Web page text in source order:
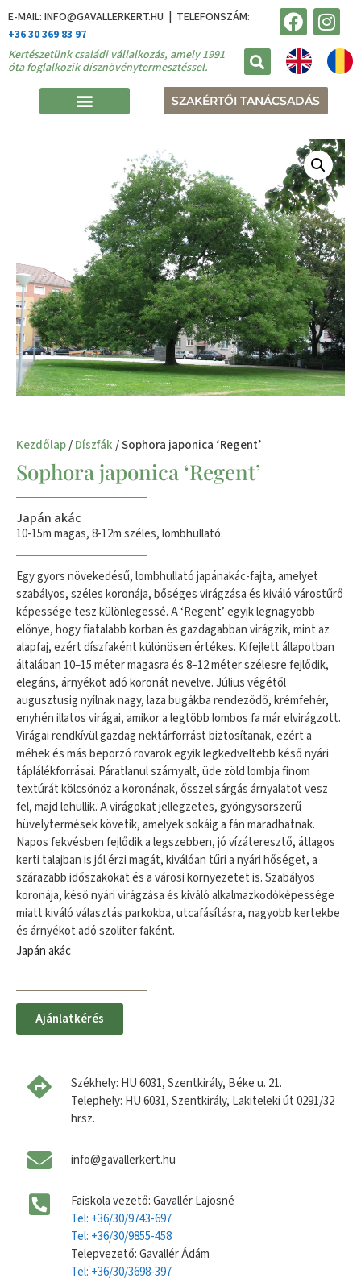
E-MAIL: INFO@GAVALLERKERT.HU | TELEFONSZÁM:
+36 30 369 83 97
Kertészetünk családi vállalkozás, amely 1991
óta foglalkozik dísznövénytermesztéssel.
SZAKÉRTŐI TANÁCSADÁS
Kezdőlap/Díszfák/ Sophora japonica ‘Regent’
Sophora japonica ‘Regent’
Japán akác
10-15m magas, 8-12m széles, lombhullató.
Egy gyors növekedésű, lombhullató japánakác-fajta, amelyet
szabályos, széles koronája, bőséges virágzása és kiváló várostűrő
képessége tesz különlegessé. A ‘Regent’ egyik legnagyobb
előnye, hogy fiatalabb korban és gazdagabban virágzik, mint az
alapfaj, ezért díszfaként különösen értékes. Kifejlett állapotban
általában 10–15 méter magasra és 8–12 méter szélesre fejlődik,
elegáns, árnyékot adó koronát nevelve. Július végétől
augusztusig nyílnak nagy, laza bugákba rendeződő, krémfehér,
enyhén illatos virágai, amikor a legtöbb lombos fa már elvirágzott.
Virágai rendkívül gazdag nektárforrást biztosítanak, ezért a
méhek és más beporzó rovarok egyik legkedveltebb késő nyári
táplálékforrásai. Páratlanul szárnyalt, üde zöld lombja finom
textúrát kölcsönöz a koronának, ősszel sárgás árnyalatot vesz
fel, majd lehullik. A virágokat jellegzetes, gyöngysorszerű
hüvelytermések követik, amelyek sokáig a fán maradhatnak.
Napos fekvésben fejlődik a legszebben, jó vízáteresztő, átlagos
kerti talajban is jól érzi magát, kiválóan tűri a nyári hőséget, a
szárazabb időszakokat és a városi környezetet is. Szabályos
koronája, késő nyári virágzása és kiváló alkalmazkodóképessége
miatt kiváló választás parkokba, utcafásításra, nagyobb kertekbe
és árnyékot adó szoliter faként.
Japán akác
Ajánlatkérés
Székhely: HU 6031, Szentkirály, Béke u. 21.
Telephely: HU 6031, Szentkirály, Lakiteleki út 0291/32
hrsz.
info@gavallerkert.hu
Faiskola vezető: Gavallér Lajosné
Tel: +36/30/9743-697
Tel: +36/30/9855-458
Telepvezető: Gavallér Ádám
Tel: +36/30/3698-397